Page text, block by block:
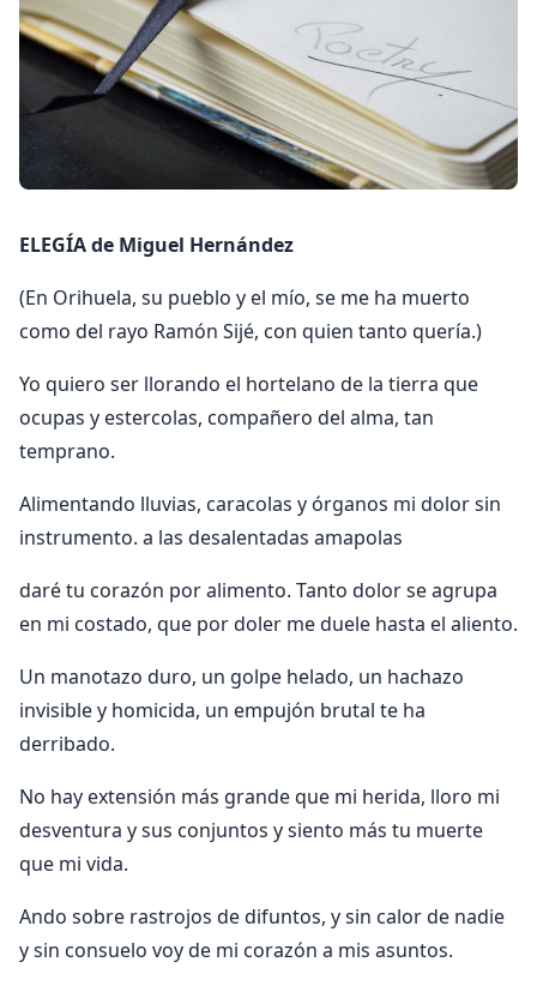
ELEGÍA de Miguel Hernández
(En Orihuela, su pueblo y el mío, se me ha muerto
como del rayo Ramón Sijé, con quien tanto quería.)
Yo quiero ser llorando el hortelano de la tierra que
ocupas y estercolas, compañero del alma, tan
temprano.
Alimentando lluvias, caracolas y órganos mi dolor sin
instrumento. a las desalentadas amapolas
daré tu corazón por alimento. Tanto dolor se agrupa
en mi costado, que por doler me duele hasta el aliento.
Un manotazo duro, un golpe helado, un hachazo
invisible y homicida, un empujón brutal te ha
derribado.
No hay extensión más grande que mi herida, lloro mi
desventura y sus conjuntos y siento más tu muerte
que mi vida.
Ando sobre rastrojos de difuntos, y sin calor de nadie
y sin consuelo voy de mi corazón a mis asuntos.